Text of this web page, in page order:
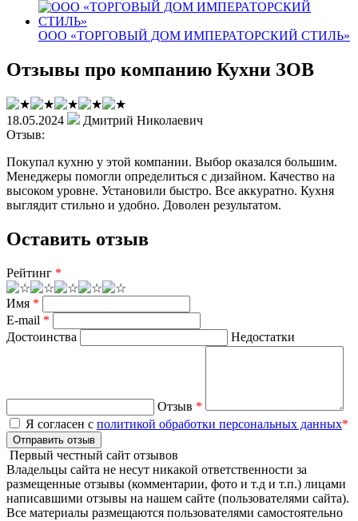
ООО «ТОРГОВЫЙ ДОМ ИМПЕРАТОРСКИЙ СТИЛЬ»
Отзывы про компанию Кухни ЗОВ
18.05.2024
Дмитрий Николаевич
Отзыв:
Покупал кухню у этой компании. Выбор оказался большим.
Менеджеры помогли определиться с дизайном. Качество на
высоком уровне. Установили быстро. Все аккуратно. Кухня
выглядит стильно и удобно. Доволен результатом.
Оставить отзыв
Рейтинг *
Имя *
E-mail *
Достоинства
Недостатки
Отзыв *
Я согласен с политикой обработки персональных данных*
Отправить отзыв
Первый честный сайт отзывов
Владельцы сайта не несут никакой ответственности за
размещенные отзывы (комментарии, фото и т.д и т.п.) лицами
написавшими отзывы на нашем сайте (пользователями сайта).
Все материалы размещаются пользователями самостоятельно